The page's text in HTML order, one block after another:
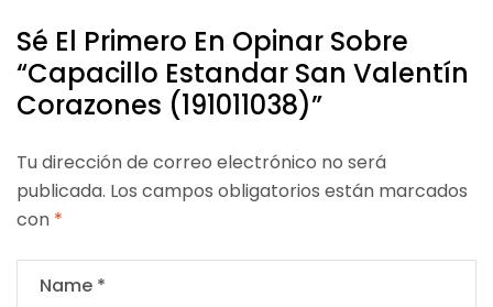
Sé El Primero En Opinar Sobre
“Capacillo Estandar San Valentín
Corazones (191011038)”
Tu dirección de correo electrónico no será
publicada. Los campos obligatorios están marcados
con *